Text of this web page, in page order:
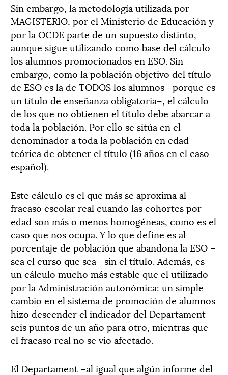
Sin embargo, la metodología utilizada por
MAGISTERIO, por el Ministerio de Educación y
por la OCDE parte de un supuesto distinto,
aunque sigue utilizando como base del cálculo
los alumnos promocionados en ESO. Sin
embargo, como la población objetivo del título
de ESO es la de TODOS los alumnos –porque es
un título de enseñanza obligatoria–, el cálculo
de los que no obtienen el título debe abarcar a
toda la población. Por ello se sitúa en el
denominador a toda la población en edad
teórica de obtener el título (16 años en el caso
español).
Este cálculo es el que más se aproxima al
fracaso escolar real cuando las cohortes por
edad son más o menos homogéneas, como es el
caso que nos ocupa. Y lo que define es al
porcentaje de población que abandona la ESO –
sea el curso que sea– sin el título. Además, es
un cálculo mucho más estable que el utilizado
por la Administración autonómica: un simple
cambio en el sistema de promoción de alumnos
hizo descender el indicador del Departament
seis puntos de un año para otro, mientras que
el fracaso real no se vio afectado.
El Departament –al igual que algún informe del